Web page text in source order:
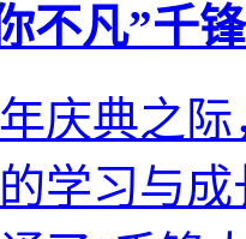
不凡”千
庆典之
学习与